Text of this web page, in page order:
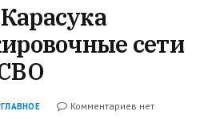
сети
Комментариев нет